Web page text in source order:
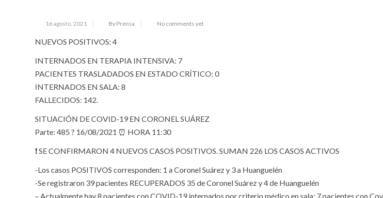
16 agosto, 2021 By Prensa No comments yet
NUEVOS POSITIVOS: 4
INTERNADOS EN TERAPIA INTENSIVA: 7
PACIENTES TRASLADADOS EN ESTADO CRÍTICO: 0
INTERNADOS EN SALA: 8
FALLECIDOS: 142.
SITUACIÓN DE COVID-19 EN CORONEL SUÁREZ
Parte: 485 ? 16/08/2021 ⏰ HORA 11:30
❗ SE CONFIRMARON 4 NUEVOS CASOS POSITIVOS. SUMAN 226 LOS CASOS ACTIVOS
-Los casos POSITIVOS corresponden: 1 a Coronel Suárez y 3 a Huanguelén
-Se registraron 39 pacientes RECUPERADOS 35 de Coronel Suárez y 4 de Huanguelén
– Actualmente hay 8 pacientes con COVID-19 internados por criterio médico en sala; 7 pacientes con